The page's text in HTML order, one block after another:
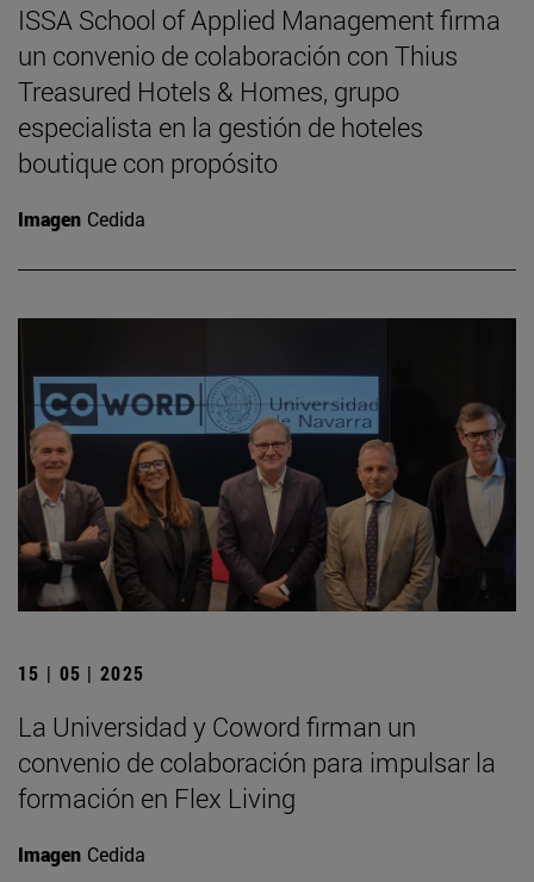
ISSA School of Applied Management firma
un convenio de colaboración con Thius
Treasured Hotels & Homes, grupo
especialista en la gestión de hoteles
boutique con propósito
Imagen Cedida
15 | 05 | 2025
La Universidad y Coword firman un
convenio de colaboración para impulsar la
formación en Flex Living
Imagen Cedida